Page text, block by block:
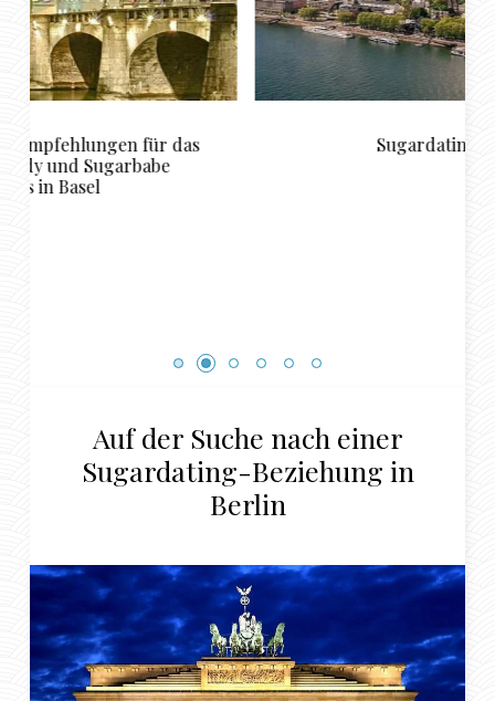
Sugardating in Koblenz
Auf der Suche nach einer
Sugardating-Beziehung in
Berlin